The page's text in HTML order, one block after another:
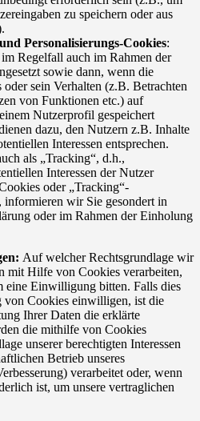
zu speichern oder aus
Personalisierungs-Cookies:
Regelfall auch im Rahmen der
sowie dann, wenn die
oder sein Verhalten (z.B. Betrachten
von Funktionen etc.) auf
Nutzerprofil gespeichert
dazu, den Nutzern z.B. Inhalte
Interessen entsprechen.
als „Tracking“, d.h.,
Interessen der Nutzer
oder „Tracking“-
informieren wir Sie gesondert in
oder im Rahmen der Einholung
Auf welcher Rechtsgrundlage wir
mit Hilfe von Cookies verarbeiten,
eine Einwilligung bitten. Falls dies
Cookies einwilligen, ist die
Ihrer Daten die erklärte
die mithilfe von Cookies
unserer berechtigten Interessen
Betrieb unseres
verarbeitet oder, wenn
ist, um unsere vertraglichen